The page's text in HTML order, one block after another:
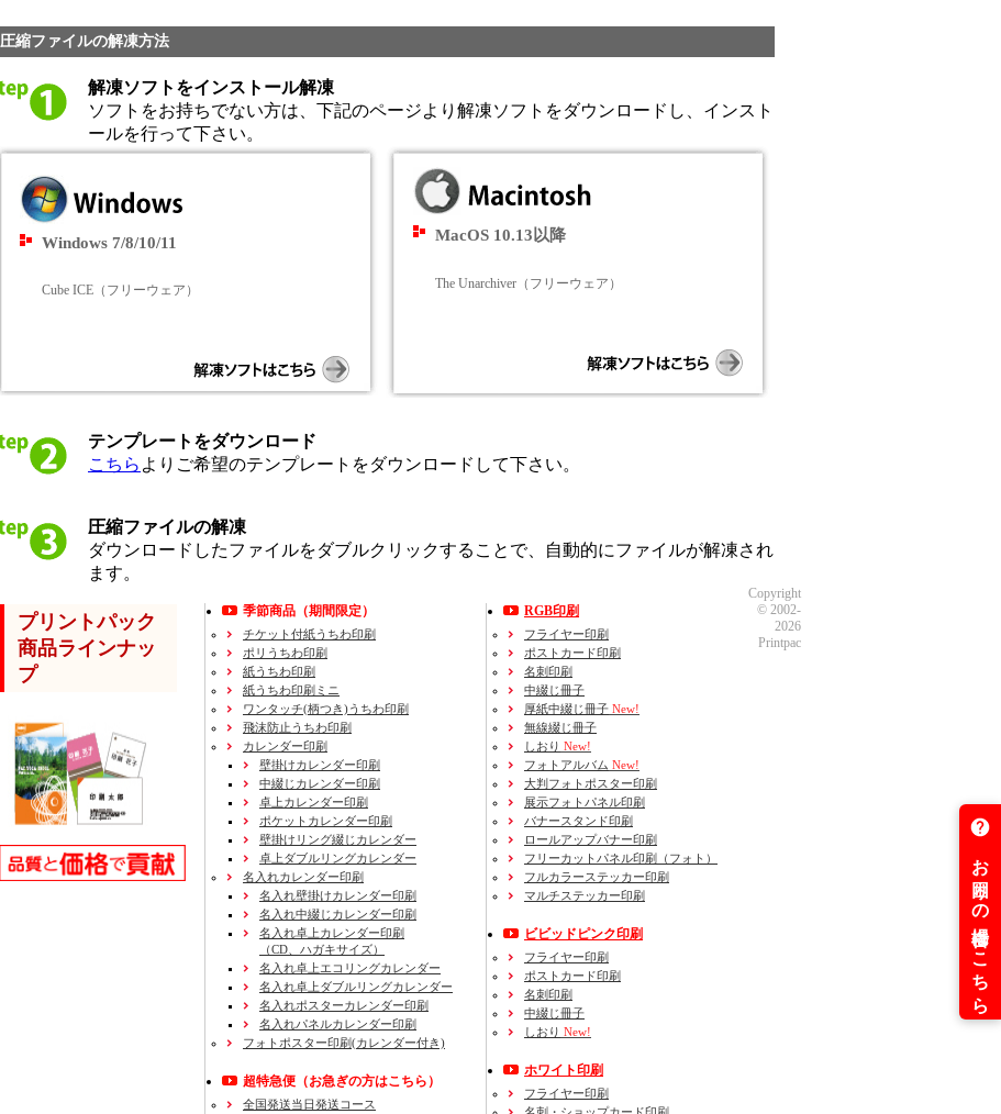
圧縮ファイルの解凍方法
解凍ソフトをインストール解凍
ソフトをお持ちでない方は、下記のページより解凍ソフトをダウンロードし、インスト
ールを行って下さい。
Windows 7/8/10/11
Cube ICE（フリーウェア）
MacOS 10.13以降
The Unarchiver（フリーウェア）
テンプレートをダウンロード
こちら よりご希望のテンプレートをダウンロードして下さい。
圧縮ファイルの解凍
ダウンロードしたファイルをダブルクリックすることで、自動的にファイルが解凍され
ます。
プリントパック
商品ラインナッ
プ
季節商品（期間限定）
チケット付紙うちわ印刷
ポリうちわ印刷
紙うちわ印刷
紙うちわ印刷ミニ
ワンタッチ(柄つき)うちわ印刷
飛沫防止うちわ印刷
カレンダー印刷
壁掛けカレンダー印刷
中綴じカレンダー印刷
卓上カレンダー印刷
ポケットカレンダー印刷
壁掛けリング綴じカレンダー
卓上ダブルリングカレンダー
名入れカレンダー印刷
名入れ壁掛けカレンダー印刷
名入れ中綴じカレンダー印刷
名入れ卓上カレンダー印刷
（CD、ハガキサイズ）
名入れ卓上エコリングカレンダー
名入れ卓上ダブルリングカレンダー
名入れポスターカレンダー印刷
名入れパネルカレンダー印刷
フォトポスター印刷(カレンダー付き)
超特急便 （お急ぎの方はこちら）
全国発送当日発送コース
RGB印刷
フライヤー印刷
ポストカード印刷
名刺印刷
中綴じ冊子
厚紙中綴じ冊子 New!
無線綴じ冊子
しおり New!
フォトアルバム New!
大判フォトポスター印刷
展示フォトパネル印刷
バナースタンド印刷
ロールアップバナー印刷
フリーカットパネル印刷（フォト）
フルカラーステッカー印刷
マルチステッカー印刷
ビビッドピンク印刷
フライヤー印刷
ポストカード印刷
名刺印刷
中綴じ冊子
しおり New!
ホワイト印刷
フライヤー印刷
名刺・ショップカード印刷
Copyright
© 2002-
2026
Printpac